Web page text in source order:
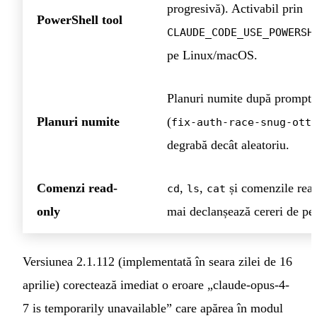
PowerShell tool
progresivă). Activabil prin
pe Linux/macOS.
Planuri numite
Planuri numite după
(fix-auth-race-snug-
degrabă decât aleatoriu.
Comenzi read-
only
cd, ls, cat și comenzile
mai declanșează cereri de
Versiunea 2.1.112 (implementată în seara zilei de 16
aprilie) corectează imediat o eroare „claude-opus-4-
7 is temporarily unavailable” care apărea în modul